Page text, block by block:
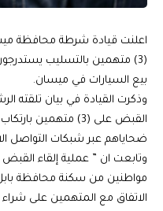
اعلنت قيادة شرطة محافظة
(3) متهمين بالتسليب
بيع السيارات في ميسان.
وذكرت القيادة في بيان تلقته
القبض على (3)
ضحاياهم عبر شبكات التواصل
مواطنين من سكنة محافظة
الاتفاق مع المتهمين على